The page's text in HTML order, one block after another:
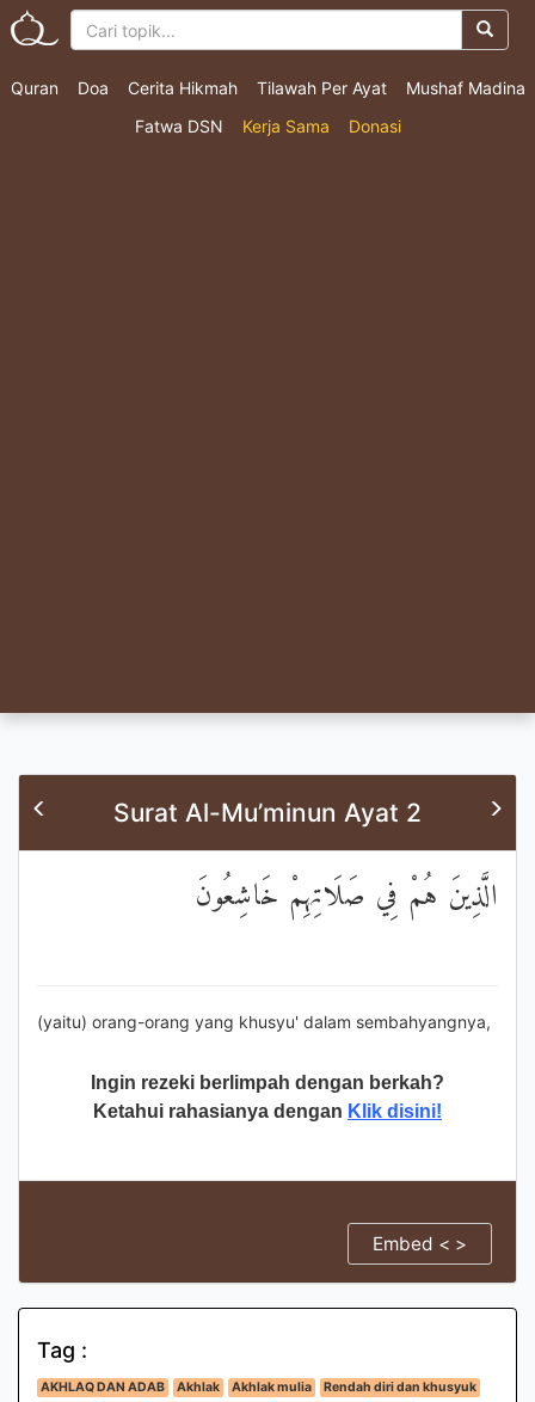
Quran Doa Cerita Hikmah Tilawah Per Ayat
Mushaf Madina
Fatwa DSN
Kerja Sama Donasi
Surat Al-Mu’minun Ayat 2
الَّذِينَ هُمْ فِي صَلَاتِهِمْ خَاشِعُونَ
(yaitu) orang-orang yang khusyu' dalam sembahyangnya,
Ingin rezeki berlimpah dengan berkah?
Ketahui rahasianya dengan Klik disini!
Embed < >
Tag :
AKHLAQ DAN ADAB Akhlak Akhlak mulia
Rendah diri dan khusyuk